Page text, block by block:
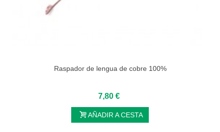
Raspador de lengua de cobre 100%
7,80 €
AÑADIR A CESTA